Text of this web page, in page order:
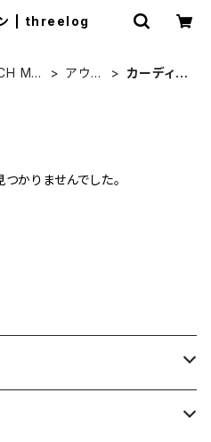
ン | threelog
MA
アウタ
カーディガ
かりませんでした。